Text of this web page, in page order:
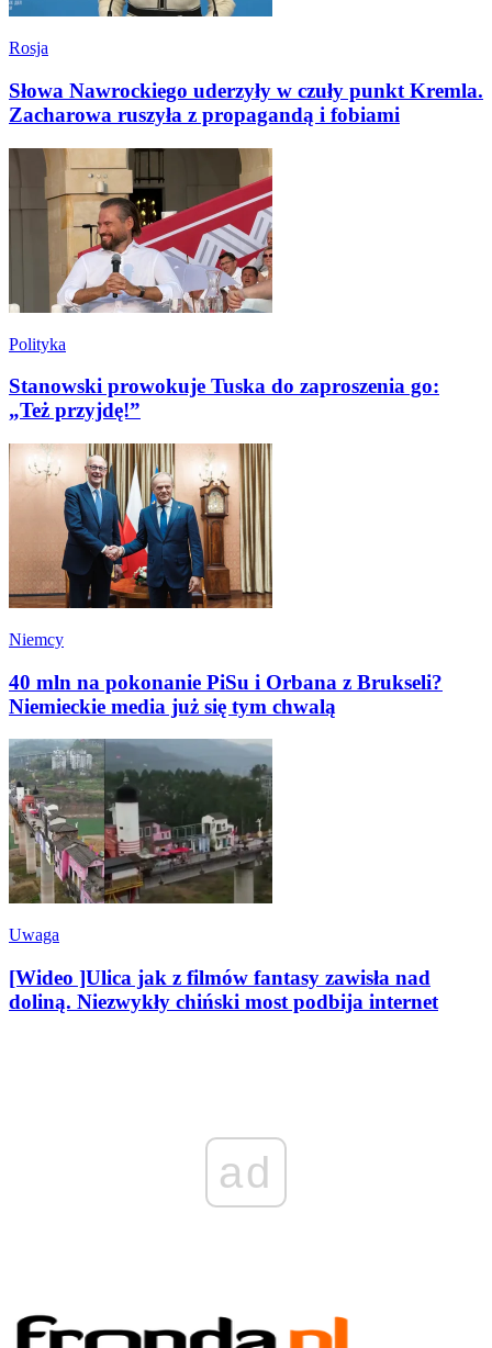
Rosja
Słowa Nawrockiego uderzyły w czuły punkt Kremla.
Zacharowa ruszyła z propagandą i fobiami
Polityka
Stanowski prowokuje Tuska do zaproszenia go:
„Też przyjdę!”
Niemcy
40 mln na pokonanie PiSu i Orbana z Brukseli?
Niemieckie media już się tym chwalą
Uwaga
[Wideo ]Ulica jak z filmów fantasy zawisła nad
doliną. Niezwykły chiński most podbija internet
ad